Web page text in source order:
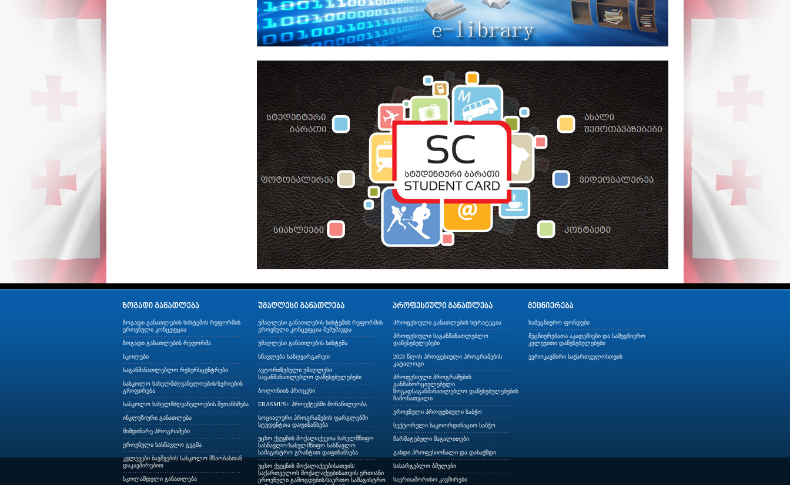
ზოგადი განათლების სისტემის რეფორმის
ეროვნული კონცეფცია
ზოგადი განათლების რეფორმა
სკოლები
საგანმანათლებლო რესურსცენტრები
სასკოლო სახელმძღვანელოების/სერიების
გრიფირება
სასკოლო სახელმძღვანელოების შეთანხმება
ინკლუზიური განათლება
მიმდინარე პროგრამები
ეროვნული სასწავლო გეგმა
კვლევები ბავშვების სასკოლო მზაობასთან
დაკავშირებით
სკოლამდელი განათლება
უმაღლესი განათლების სისტემის რეფორმის
ეროვნული კონცეფცია შემუშავდა
უმაღლესი განათლების სისტემა
სწავლება საზღვარგარეთ
ავტორიზებული უმაღლესი
საგანმანათლებლო დაწესებულებები
ბოლონიის პროცესი
ERASMUS+ პროექტებში მონაწილეობა
სოციალური პროგრამების ფარგლებში
სტუდენტთა დაფინანსება
უცხო ქვეყნის მოქალაქეეთა სახელმწიფო
სასწავლო/სახელმწიფო სასწავლო
სამაგისტრო გრანტით დაფინანსება
უცხო ქვეყნის მოქალაქეებისათვის/
საქართველოს მოქალაქეებისათვის ერთიანი
ეროვნული გამოცდების/საერთო სამაგისტრო
პროფესიული განათლების სტრატეგია
პროფესიული საგანმანათლებლო
დაწესებულებები
2023 წლის პროფესიული პროგრამების
კატალოგი
პროფესიული პროგრამების
განმახორციელებელი
ზოგადსაგანმანათლებლო დაწესებულებების
ჩამონათვალი
ეროვნული პროფესიული საბჭო
სექტორული საკოორდინაციო საბჭო
წარმატებული მაგალითები
გახდი პროფესიონალი და დასაქმდი
სასარგებლო ბმულები
საერთაშორისო კავშირები
სამეცნიერო ფონდები
მეცნიერებათა აკადემიები და სამეცნიერო
კვლევითი დაწესებულებები
ევროკავშირი საქართველოსთვის